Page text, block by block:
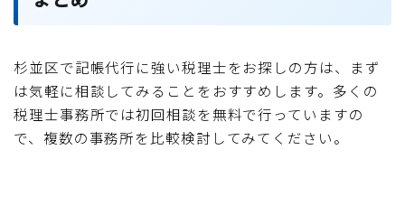
杉並区で記帳代行に強い税理士をお探しの方は、まず
は気軽に相談してみることをおすすめします。多くの
税理士事務所では初回相談を無料で行っていますの
で、複数の事務所を比較検討してみてください。